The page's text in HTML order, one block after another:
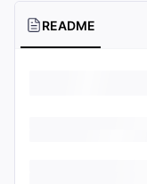
README